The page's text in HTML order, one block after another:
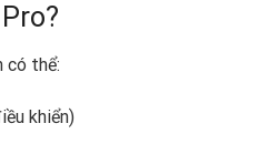
có thể:
khiển)